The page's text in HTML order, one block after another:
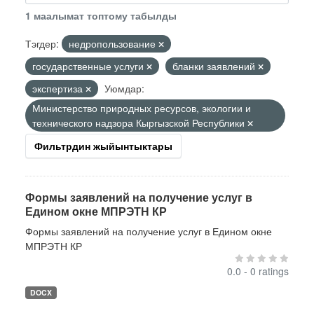
1 маалымат топтому табылды
Тэгдер:
недропользование
государственные услуги
бланки заявлений
экспертиза
Уюмдар:
Министерство природных ресурсов, экологии и
технического надзора Кыргызской Республики
Фильтрдин жыйынтыктары
Формы заявлений на получение услуг в
Едином окне МПРЭТН КР
Формы заявлений на получение услуг в Едином окне
МПРЭТН КР
0.0 - 0 ratings
DOCX